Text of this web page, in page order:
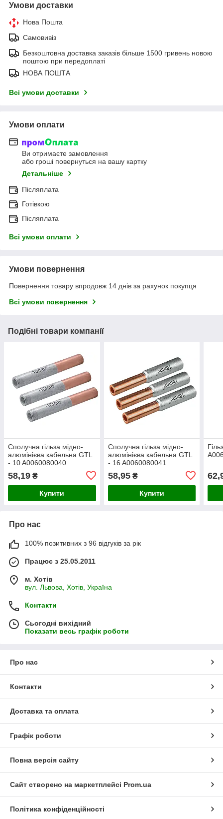
Умови доставки
Нова Пошта
Самовивіз
Безкоштовна доставка заказів більше 1500 гривень новою
поштою при передоплаті
НОВА ПОШТА
Всі умови доставки
Умови оплати
Ви отримаєте замовлення
або гроші повернуться на вашу картку
Детальніше
Післяплата
Готівкою
Післяплата
Всі умови оплати
Умови повернення
Повернення товару впродовж 14 днів за рахунок покупця
Всі умови повернення
Подібні товари компанії
Сполучна гільза мідно-
алюмінієва кабельна GTL
- 10 A0060080040
58,19 ₴
Купити
Сполучна гільза мідно-
алюмінієва кабельна GTL
- 16 A0060080041
58,95₴
Купити
Про нас
100% позитивних з 96 відгуків за рік
Працює з 25.05.2011
м. Хотів
вул. Львова, Хотів, Україна
Контакти
Сьогодні вихідний
Показати весь графік роботи
Про нас
Контакти
Доставка та оплата
Графік роботи
Повна версія сайту
Сайт створено на маркетплейсі Prom.ua
Політика конфіденційності